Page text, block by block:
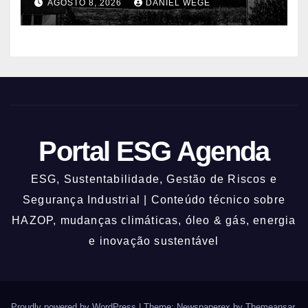
AGOSTO 8, 2026 DANIEL WEGE
Portal ESG Agenda
ESG, Sustentabilidade, Gestão de Riscos e
Segurança Industrial | Conteúdo técnico sobre
HAZOP, mudanças climáticas, óleo & gás, energia
e inovação sustentável